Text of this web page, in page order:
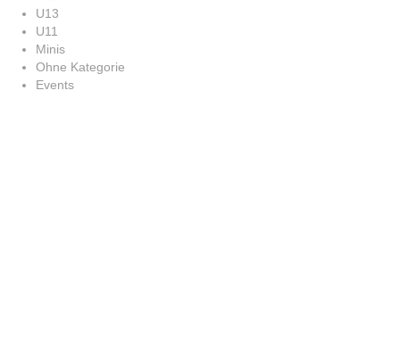
U13
U11
Minis
Ohne Kategorie
Events